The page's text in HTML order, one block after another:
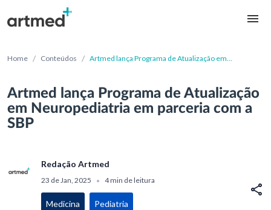
Home / Conteúdos / Artmed lança Programa de Atualização em
Artmed lança Programa de Atualização
em Neuropediatria em parceria com a
SBP
Redação Artmed
23 de Jan, 2025 • 4 min de leitura
Medicina Pediatria